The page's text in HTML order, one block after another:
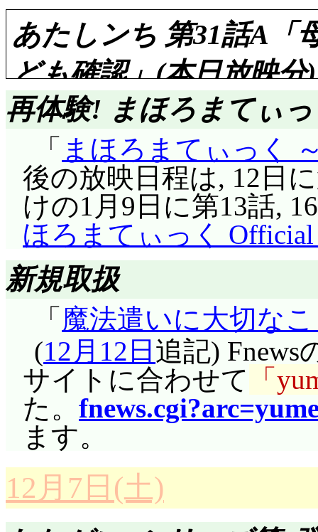
あたしンち 第31話A「
ども確認」(本日放映分)
評価……☆☆☆☆☆(前回
先週分は, 録画した
しまいました……
A: 食品を溜めてしま
じゃあポスターやTシ
もしないのに溜めて
てしまうと辛い(^^;;;
B: メナードコラック
年前だって)。それは
早口競争。絵が出て
間に言えるかが勝負
再体験! まほろまてぃ
「 まほろまてぃっく
後の放映日程は, 12日
けの1月9日に第13話,
ほろまてぃっく
新規取扱
「 魔法遣いに大切な
(12月12日追記) Fnews
サイトに合わせて
た。
ます。
12月7日(土)